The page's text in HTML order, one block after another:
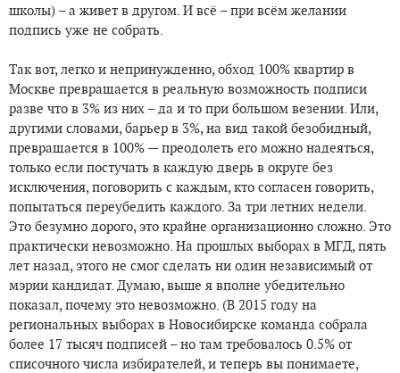
школы) – а живет в другом. И всё – при всём желании
подпись уже не собрать.
Так вот, легко и непринужденно, обход 100% квартир в
Москве превращается в реальную возможность подписи
разве что в 3% из них – да и то при большом везении. Или,
другими словами, барьер в 3%, на вид такой безобидный,
превращается в 100% — преодолеть его можно надеяться,
только если постучать в каждую дверь в округе без
исключения, поговорить с каждым, кто согласен говорить,
попытаться переубедить каждого. За три летних недели.
Это безумно дорого, это крайне организационно сложно. Это
практически невозможно. На прошлых выборах в МГД, пять
лет назад, этого не смог сделать ни один независимый от
мэрии кандидат. Думаю, выше я вполне убедительно
показал, почему это невозможно. (В 2015 году на
региональных выборах в Новосибирске команда собрала
более 17 тысяч подписей – но там требовалось 0.5% от
списочного числа избирателей, и теперь вы понимаете,